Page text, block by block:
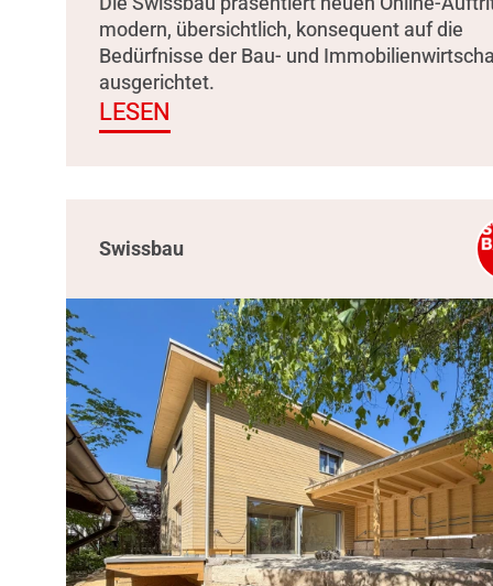
modern, übersichtlich, konsequent auf die
Bedürfnisse der Bau- und
ausgerichtet.
LESEN
Swissbau